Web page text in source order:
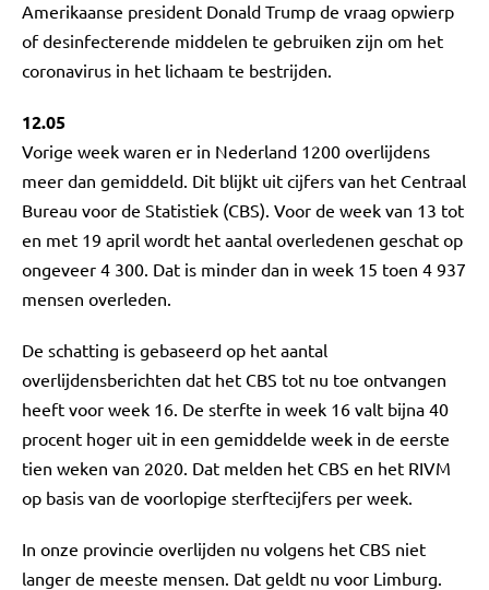
Amerikaanse president Donald Trump de vraag opwierp
of desinfecterende middelen te gebruiken zijn om het
coronavirus in het lichaam te bestrijden.
12.05
Vorige week waren er in Nederland 1200 overlijdens
meer dan gemiddeld. Dit blijkt uit cijfers van het Centraal
Bureau voor de Statistiek (CBS). Voor de week van 13 tot
en met 19 april wordt het aantal overledenen geschat op
ongeveer 4 300. Dat is minder dan in week 15 toen 4 937
mensen overleden.
De schatting is gebaseerd op het aantal
overlijdensberichten dat het CBS tot nu toe ontvangen
heeft voor week 16. De sterfte in week 16 valt bijna 40
procent hoger uit in een gemiddelde week in de eerste
tien weken van 2020. Dat melden het CBS en het RIVM
op basis van de voorlopige sterftecijfers per week.
In onze provincie overlijden nu volgens het CBS niet
langer de meeste mensen. Dat geldt nu voor Limburg.